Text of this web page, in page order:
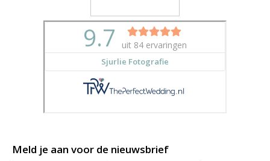
Meld je aan voor de nieuwsbrief